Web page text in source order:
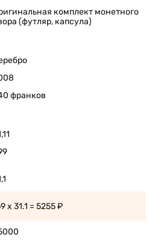
комплект монетного
(футляр, капсула)
франков
x 31.1 = 5255 ₽